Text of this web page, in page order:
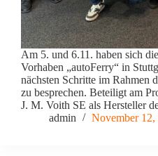
Am 5. und 6.11. haben sich
Vorhaben „autoFerry“ in
nächsten Schritte im Rahmen
zu besprechen. Beteiligt am
J. M. Voith SE als Hersteller
admin
November 12,